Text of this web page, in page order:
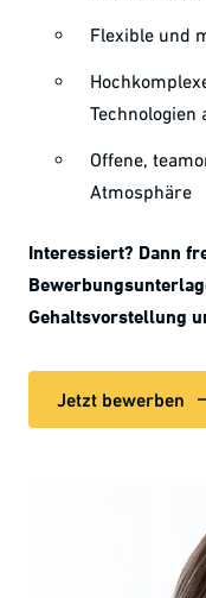
Flexible und
Technologien
Offene,
Atmosphäre
Interessiert? Dann
Gehaltsvorstellung
Jetzt bewerben